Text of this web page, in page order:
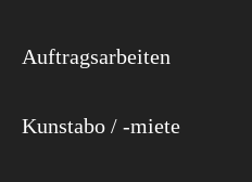
Auftragsarbeiten
Kunstabo / -miete